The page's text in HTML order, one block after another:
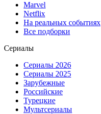
Marvel
Netflix
На реальных событиях
Все подборки
Сериалы
Сериалы 2026
Сериалы 2025
Зарубежные
Российские
Турецкие
Мультсериалы